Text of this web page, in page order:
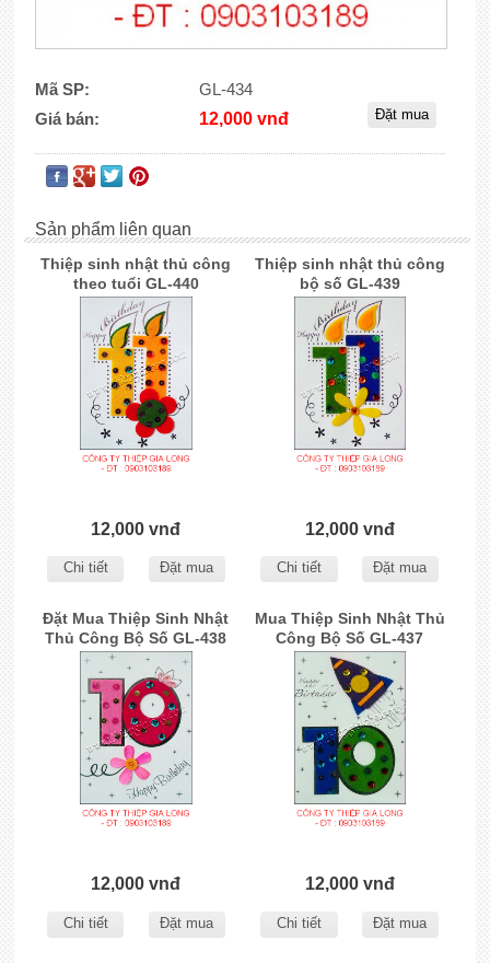
Mã SP:
GL-434
Giá bán:
12,000 vnđ
Sản phẩm liên quan
Thiệp sinh nhật thủ công
theo tuổi GL-440
12,000 vnđ
Chi tiết Đặt mua
Thiệp sinh nhật thủ công
bộ số GL-439
12,000 vnđ
Chi tiết Đặt mua
Đặt Mua Thiệp Sinh Nhật
Thủ Công Bộ Số GL-438
12,000 vnđ
Chi tiết Đặt mua
Mua Thiệp Sinh Nhật Thủ
Công Bộ Số GL-437
12,000 vnđ
Chi tiết Đặt mua